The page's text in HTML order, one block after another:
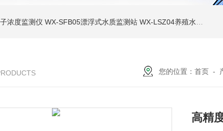
浓度监测仪 WX-SFB05漂浮式水质监测站 WX-LSZ04养殖水质监测设备
您的位置： 首页 -
高精